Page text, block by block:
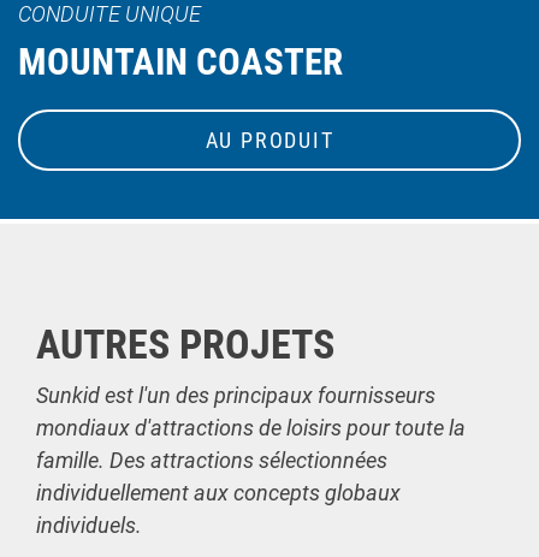
CONDUITE UNIQUE
MOUNTAIN COASTER
AU PRODUIT
AUTRES PROJETS
Sunkid est l'un des principaux fournisseurs
mondiaux d'attractions de loisirs pour toute la
famille. Des attractions sélectionnées
individuellement aux concepts globaux
individuels.